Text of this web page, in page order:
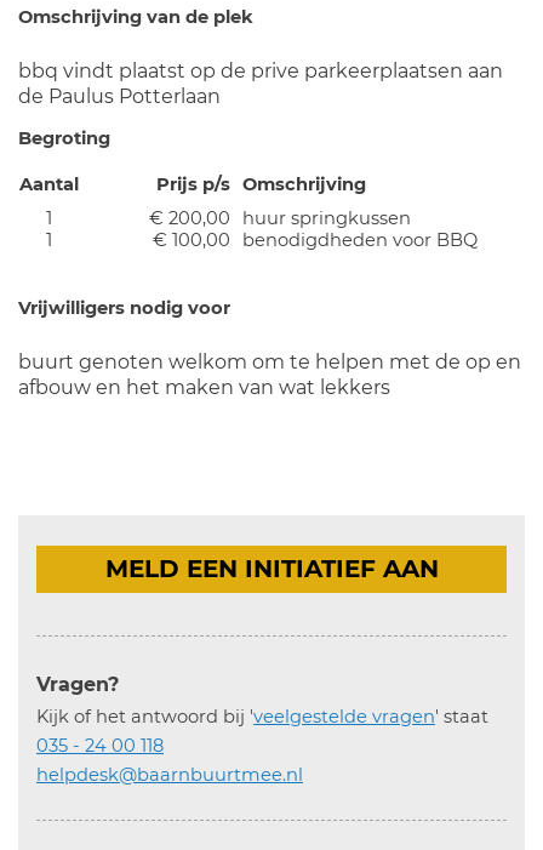
Omschrijving van de plek
bbq vindt plaatst op de prive parkeerplaatsen aan
de Paulus Potterlaan
Begroting
Aantal Prijs p/s Omschrijving
1
€ 200,00
huur springkussen
1
€ 100,00 benodigdheden voor BBQ
Vrijwilligers nodig voor
buurt genoten welkom om te helpen met de op en
afbouw en het maken van wat lekkers
MELD EEN INITIATIEF AAN
Vragen?
Kijk of het antwoord bij 'veelgestelde vragen' staat
035 - 24 00 118
helpdesk@baarnbuurtmee.nl